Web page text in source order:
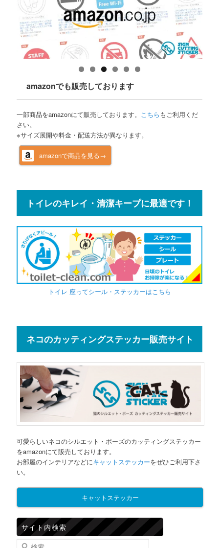
amazonでも販売しております
一部商品をamazonにて販売しております。 こちら もご利用くだ
さい。
※サイズ展開や料金・配送方法が異なります。
amazonで商品を見る→
トイレのキレイ・清潔キープに最適です！
トイレ 座ってシール・ステッカーはこちら
ネコのカッティングステッカー販売サイト
可愛らしいネコのシルエット・ポーズのカッティングステッカー
をamazonにて販売しております。
お部屋のインテリアなどにキャットステッカーをぜひご利用下さ
い。
キャットステッカー
サイト内検索
検索